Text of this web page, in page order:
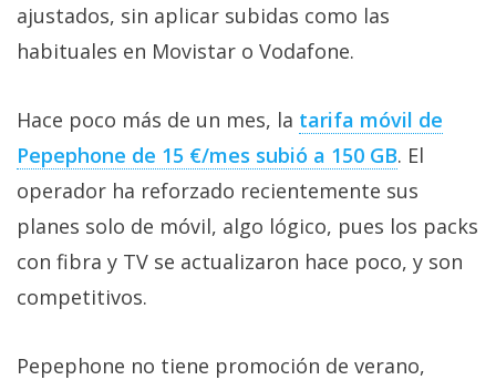
ajustados, sin aplicar subidas como las
habituales en Movistar o Vodafone.
Hace poco más de un mes, la tarifa móvil de
Pepephone de 15 €/mes subió a 150 GB‎. El
operador ha reforzado recientemente sus
planes solo de móvil, algo lógico, pues los packs
con fibra y TV se actualizaron hace poco, y son
competitivos.
Pepephone no tiene promoción de verano,